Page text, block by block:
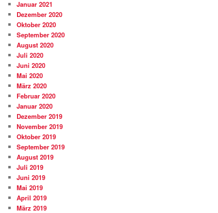
Januar 2021
Dezember 2020
Oktober 2020
September 2020
August 2020
Juli 2020
Juni 2020
Mai 2020
März 2020
Februar 2020
Januar 2020
Dezember 2019
November 2019
Oktober 2019
September 2019
August 2019
Juli 2019
Juni 2019
Mai 2019
April 2019
März 2019